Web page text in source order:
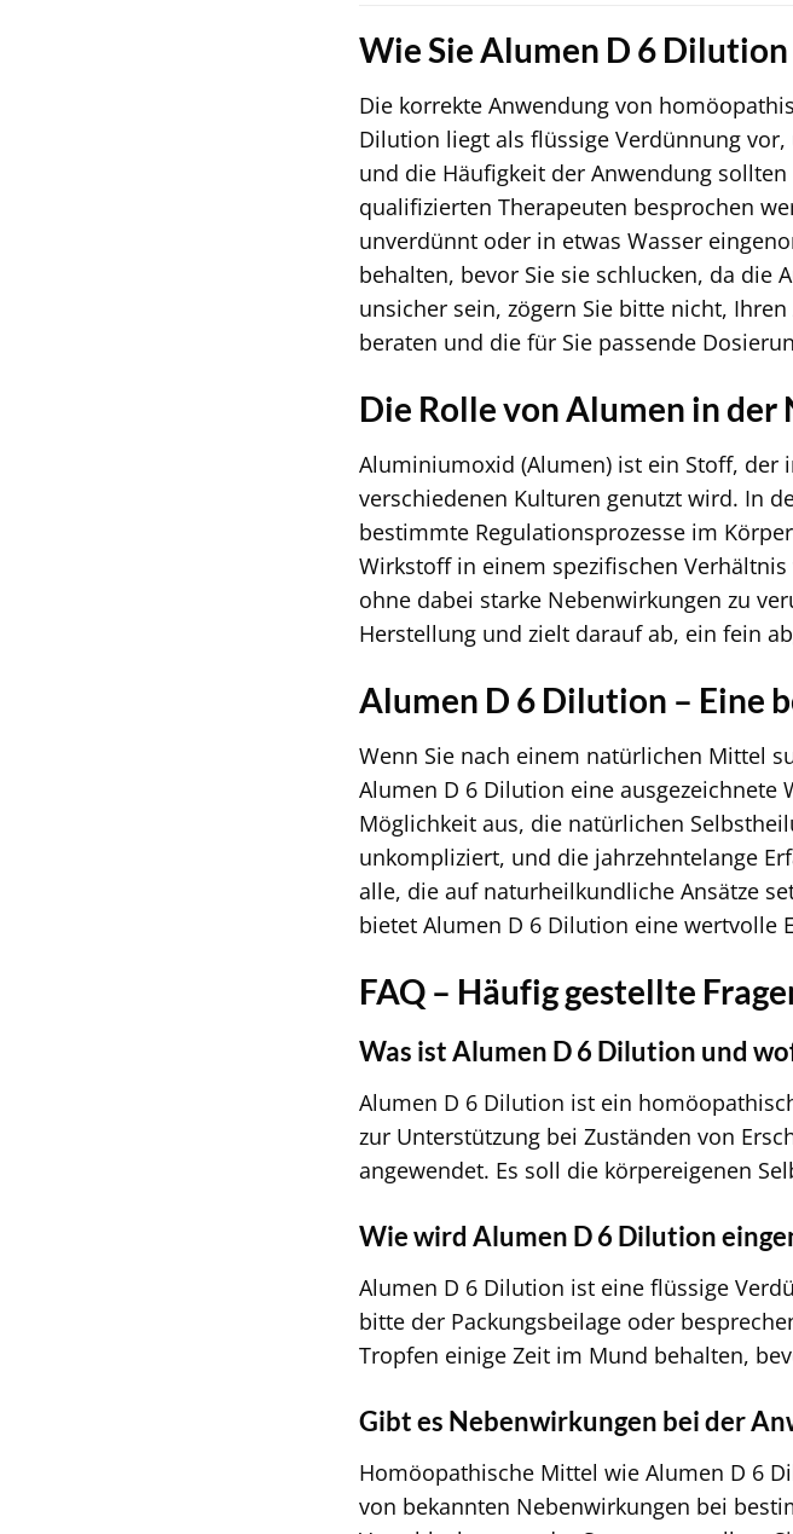
Wie Sie Alumen D 6
Die korrekte Anwendung von
Dilution liegt als flüssige Verdünnung
und die Häufigkeit der Anwendung
qualifizierten Therapeuten besprochen
unverdünnt oder in etwas Wasser
behalten, bevor Sie sie schlucken, da die
unsicher sein, zögern Sie bitte nicht,
beraten und die für Sie passende
Die Rolle von Alumen in
Aluminiumoxid (Alumen) ist ein Stoff,
verschiedenen Kulturen genutzt wird. In
bestimmte Regulationsprozesse im
Wirkstoff in einem spezifischen
ohne dabei starke Nebenwirkungen zu
Herstellung und zielt darauf ab, ein fein
Alumen D 6 Dilution – Eine
Wenn Sie nach einem natürlichen Mittel
Alumen D 6 Dilution eine ausgezeichnete
Möglichkeit aus, die natürlichen
unkompliziert, und die jahrzehntelange
alle, die auf naturheilkundliche Ansätze
bietet Alumen D 6 Dilution eine wertvolle
FAQ – Häufig gestellte
Was ist Alumen D 6 Dilution und
Alumen D 6 Dilution ist ein
zur Unterstützung bei Zuständen von
angewendet. Es soll die körpereigenen
Wie wird Alumen D 6 Dilution
Alumen D 6 Dilution ist eine flüssige
bitte der Packungsbeilage oder
Tropfen einige Zeit im Mund behalten,
Gibt es Nebenwirkungen bei der
Homöopathische Mittel wie Alumen D 6
von bekannten Nebenwirkungen bei